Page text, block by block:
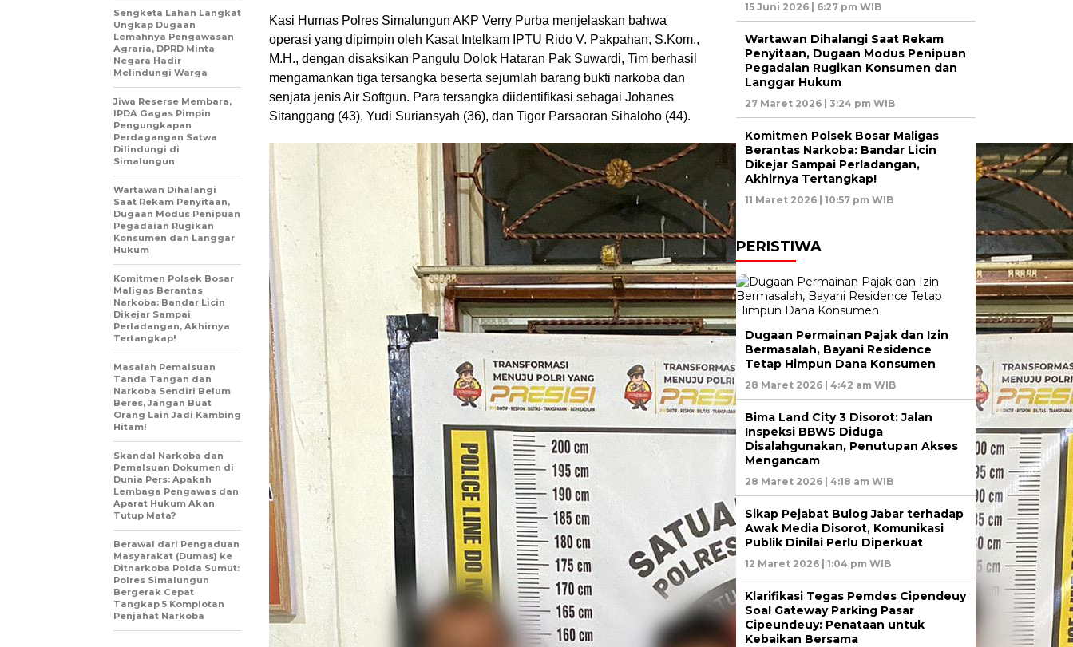
Kasi Humas Polres Simalungun AKP Verry Purba menjelaskan bahwa
operasi yang dipimpin oleh Kasat Intelkam IPTU Rido V. Pakpahan, S.Kom.,
M.H., dengan disaksikan Pangulu Dolok Hataran Pak Suwardi, Tim berhasil
mengamankan tiga tersangka beserta sejumlah barang bukti narkoba dan
senjata jenis Air Softgun. Para tersangka diidentifikasi sebagai Johanes
Sitanggang (43), Yudi Suriansyah (36), dan Tigor Parsaoran Sihaloho (44).
Sengketa Lahan Langkat
Ungkap Dugaan
Lemahnya Pengawasan
Agraria, DPRD Minta
Negara Hadir
Melindungi Warga
Jiwa Reserse Membara,
IPDA Gagas Pimpin
Pengungkapan
Perdagangan Satwa
Dilindungi di
Simalungun
Wartawan Dihalangi
Saat Rekam Penyitaan,
Dugaan Modus Penipuan
Pegadaian Rugikan
Konsumen dan Langgar
Hukum
Komitmen Polsek Bosar
Maligas Berantas
Narkoba: Bandar Licin
Dikejar Sampai
Perladangan, Akhirnya
Tertangkap!
Masalah Pemalsuan
Tanda Tangan dan
Narkoba Sendiri Belum
Beres, Jangan Buat
Orang Lain Jadi Kambing
Hitam!
Skandal Narkoba dan
Pemalsuan Dokumen di
Dunia Pers: Apakah
Lembaga Pengawas dan
Aparat Hukum Akan
Tutup Mata?
Berawal dari Pengaduan
Masyarakat (Dumas) ke
Ditnarkoba Polda Sumut:
Polres Simalungun
Bergerak Cepat
Tangkap 5 Komplotan
Penjahat Narkoba
15 Juni 2026 | 6:27 pm WIB
Wartawan Dihalangi Saat Rekam
Penyitaan, Dugaan Modus Penipuan
Pegadaian Rugikan Konsumen dan
Langgar Hukum
27 Maret 2026 | 3:24 pm WIB
Komitmen Polsek Bosar Maligas
Berantas Narkoba: Bandar Licin
Dikejar Sampai Perladangan,
Akhirnya Tertangkap!
11 Maret 2026 | 10:57 pm WIB
PERISTIWA
Dugaan Permainan Pajak dan Izin
Bermasalah, Bayani Residence
Tetap Himpun Dana Konsumen
28 Maret 2026 | 4:42 am WIB
Bima Land City 3 Disorot: Jalan
Inspeksi BBWS Diduga
Disalahgunakan, Penutupan Akses
Mengancam
28 Maret 2026 | 4:18 am WIB
Sikap Pejabat Bulog Jabar terhadap
Awak Media Disorot, Komunikasi
Publik Dinilai Perlu Diperkuat
12 Maret 2026 | 1:04 pm WIB
Klarifikasi Tegas Pemdes Cipendeuy
Soal Gateway Parking Pasar
Cipeundeuy: Penataan untuk
Kebaikan Bersama